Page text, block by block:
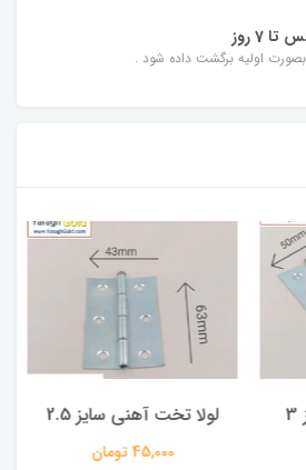
7 روز
اولیه برگشت داده شود .
لولا تخت آهنی سایز 2.5
45,000 تومان